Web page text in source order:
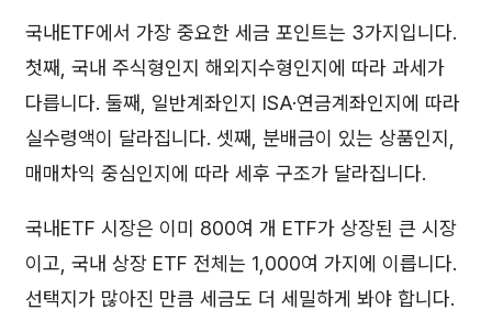
국내ETF에서 가장 중요한 세금 포인트는 3가지입니다.
첫째, 국내 주식형인지 해외지수형인지에 따라 과세가
다릅니다. 둘째, 일반계좌인지 ISA·연금계좌인지에 따라
실수령액이 달라집니다. 셋째, 분배금이 있는 상품인지,
매매차익 중심인지에 따라 세후 구조가 달라집니다.
국내ETF 시장은 이미 800여 개 ETF가 상장된 큰 시장
이고, 국내 상장 ETF 전체는 1,000여 가지에 이릅니다.
선택지가 많아진 만큼 세금도 더 세밀하게 봐야 합니다.